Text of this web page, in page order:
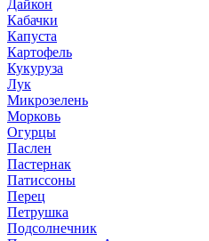
Дайкон
Кабачки
Капуста
Картофель
Кукуруза
Лук
Микрозелень
Морковь
Огурцы
Паслен
Пастернак
Патиссоны
Перец
Петрушка
Подсолнечник